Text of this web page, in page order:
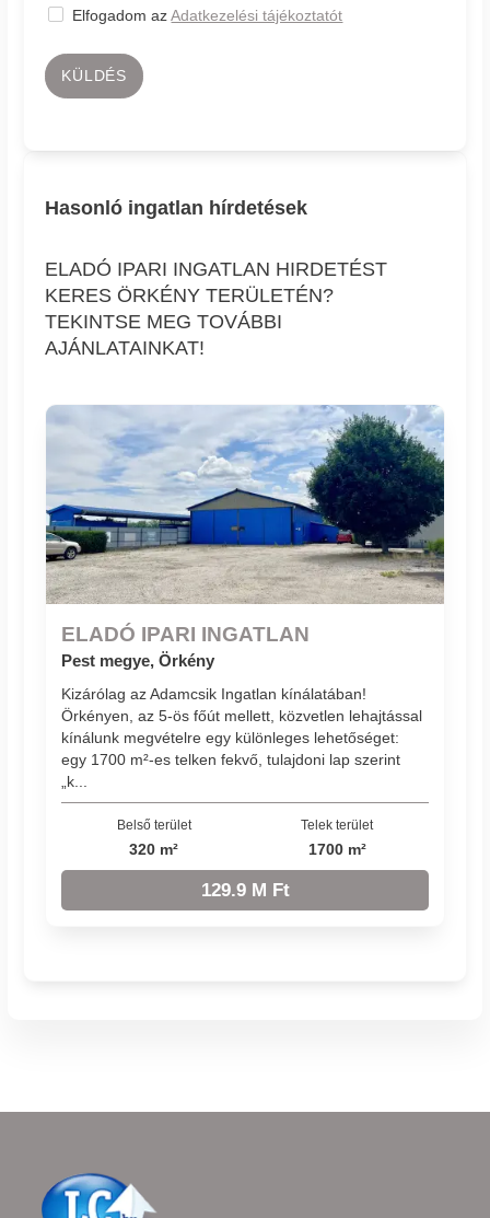
Elfogadom azAdatkezelési tájékoztatót
KÜLDÉS
Hasonló ingatlan hírdetések
ELADÓ IPARI INGATLAN HIRDETÉST
KERES ÖRKÉNY TERÜLETÉN?
TEKINTSE MEG TOVÁBBI
AJÁNLATAINKAT!
ELADÓ IPARI INGATLAN
Pest megye, Örkény
Kizárólag az Adamcsik Ingatlan kínálatában!
Örkényen, az 5-ös főút mellett, közvetlen lehajtással
kínálunk megvételre egy különleges lehetőséget:
egy 1700 m²-es telken fekvő, tulajdoni lap szerint
„k...
Belső terület
320 m²
Telek terület
1700 m²
129.9 M Ft